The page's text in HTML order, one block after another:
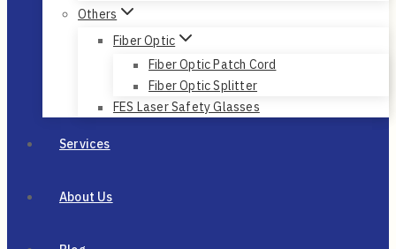
Others
Fiber Optic
Fiber Optic Patch Cord
Fiber Optic Splitter
FES Laser Safety Glasses
Services
About Us